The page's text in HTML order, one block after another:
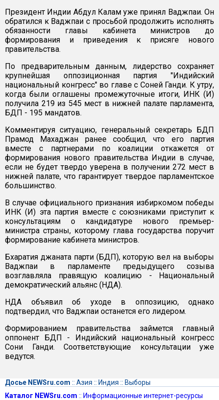
Президент Индии Абдул Калам уже принял Ваджпаи. Он
обратился к Ваджпаи с просьбой продолжить исполнять
обязанности главы кабинета министров до
формирования и приведения к присяге нового
правительства.
По предварительным данным, лидерство сохраняет
крупнейшая оппозиционная партия "Индийский
национальный конгресс" во главе с Соней Ганди. К утру,
когда были оглашены промежуточные итоги, ИНК (И)
получила 219 из 545 мест в нижней палате парламента,
БДП - 195 мандатов.
Комментируя ситуацию, генеральный секретарь БДП
Прамод Махаджан ранее сообщил, что его партия
вместе с партнерами по коалиции откажется от
формирования нового правительства Индии в случае,
если не будет твердо уверена в получении 272 мест в
нижней палате, что гарантирует твердое парламентское
большинство.
В случае официального признания избиркомом победы
ИНК (И) эта партия вместе с союзниками приступит к
консультациям о кандидатуре нового премьер-
министра страны, которому глава государства поручит
формирование кабинета министров.
Бхаратия джаната парти (БДП), которую вел на выборы
Ваджпаи в парламенте предыдущего созыва
возглавляла правящую коалицию - Национальный
демократический альянс (НДА).
НДА объявил об уходе в оппозицию, однако
подтвердил, что Ваджпаи останется его лидером.
Формированием правительства займется главный
оппонент БДП - Индийский национальный конгресс
Сони Ганди. Соответствующие консультации уже
ведутся.
Досье NEWSru.com :: Азия :: Индия :: Выборы
Каталог NEWSru.com :: Информационные интернет-ресурсы